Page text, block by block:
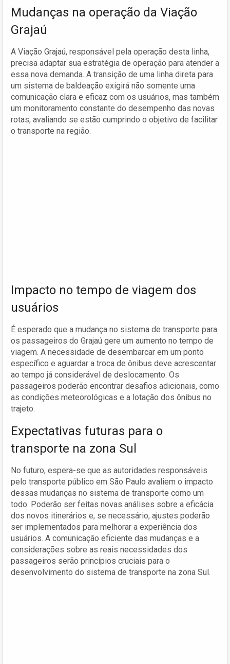
Mudanças na operação da Viação
Grajaú
A Viação Grajaú, responsável pela operação desta linha,
precisa adaptar sua estratégia de operação para atender a
essa nova demanda. A transição de uma linha direta para
um sistema de baldeação exigirá não somente uma
comunicação clara e eficaz com os usuários, mas também
um monitoramento constante do desempenho das novas
rotas, avaliando se estão cumprindo o objetivo de facilitar
o transporte na região.
Impacto no tempo de viagem dos
usuários
É esperado que a mudança no sistema de transporte para
os passageiros do Grajaú gere um aumento no tempo de
viagem. A necessidade de desembarcar em um ponto
específico e aguardar a troca de ônibus deve acrescentar
ao tempo já considerável de deslocamento. Os
passageiros poderão encontrar desafios adicionais, como
as condições meteorológicas e a lotação dos ônibus no
trajeto.
Expectativas futuras para o
transporte na zona Sul
No futuro, espera-se que as autoridades responsáveis
pelo transporte público em São Paulo avaliem o impacto
dessas mudanças no sistema de transporte como um
todo. Poderão ser feitas novas análises sobre a eficácia
dos novos itinerários e, se necessário, ajustes poderão
ser implementados para melhorar a experiência dos
usuários. A comunicação eficiente das mudanças e a
considerações sobre as reais necessidades dos
passageiros serão princípios cruciais para o
desenvolvimento do sistema de transporte na zona Sul.